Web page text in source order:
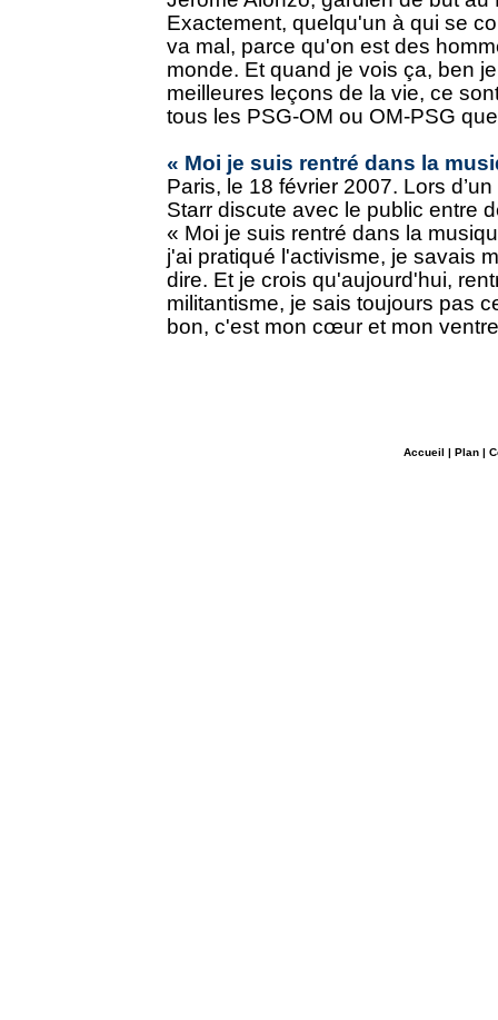
Exactement, quelqu'un à qui se
va mal, parce qu'on est des
monde. Et quand je vois ça, ben
meilleures leçons de la vie, ce
tous les PSG-OM ou OM-PSG
« Moi je suis rentré dans la
Paris, le 18 février 2007. Lors
Starr discute avec le public entre
« Moi je suis rentré dans la
j'ai pratiqué l'activisme, je savais
dire. Et je crois qu'aujourd'hui,
militantisme, je sais toujours pas
bon, c'est mon cœur et mon
Accueil | Plan|